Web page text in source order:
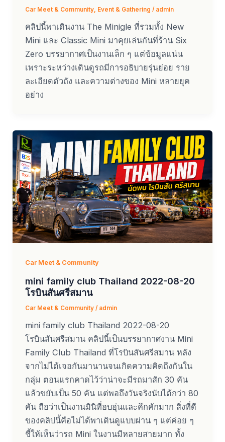
Car Meet & Community, Event & Gathering / admin
คลิปนี้พาเดินงาน The Minigle ที่รวมทั้ง New
Mini และ Classic Mini มาคุยเล่นกันที่ร้าน Six
Zero บรรยากาศเป็นงานเล็ก ๆ แต่ข้อมูลแน่น
เพราะระหว่างเดินดูรถมีการอธิบายรุ่นย่อย ราย
ละเอียดตัวถัง และความต่างของ Mini หลายยุค
อย่าง
Car Meet & Community
mini family club Thailand 2022-08-20
โรบินสันศรีสมาน
Car Meet & Community/ admin
mini family club Thailand 2022-08-20
โรบินสันศรีสมาน คลิปนี้เป็นบรรยากาศงาน Mini
Family Club Thailand ที่โรบินสันศรีสมาน หลัง
จากไม่ได้เจอกันมานานจนเกิดความคิดถึงกันใน
กลุ่ม ตอนแรกคาดไว้ว่าน่าจะมีรถมาสัก 30 คัน
แล้วขยับเป็น 50 คัน แต่พอถึงวันจริงนับได้กว่า 80
คัน ถือว่าเป็นงานมินิที่อบอุ่นและคึกคักมาก สิ่งที่ดี
ของคลิปนี้คือไม่ได้พาเดินดูแบบผ่าน ๆ แต่ค่อย ๆ
ชี้ให้เห็นว่ารถ Mini ในงานมีหลายสายมาก ทั้ง